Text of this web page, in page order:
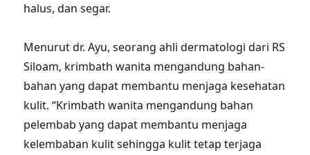
halus, dan segar.
Menurut dr. Ayu, seorang ahli dermatologi dari RS
Siloam, krimbath wanita mengandung bahan-
bahan yang dapat membantu menjaga kesehatan
kulit. “Krimbath wanita mengandung bahan
pelembab yang dapat membantu menjaga
kelembaban kulit sehingga kulit tetap terjaga